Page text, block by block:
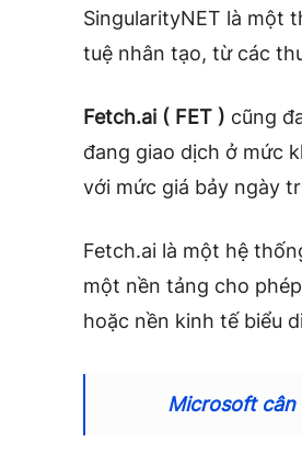
SingularityNET là một
tuệ nhân tạo, từ các
Fetch.ai ( FET ) cũng
đang giao dịch ở mức
với mức giá bảy ngày
Fetch.ai là một hệ
một nền tảng cho
hoặc nền kinh tế biểu
Microsoft cân